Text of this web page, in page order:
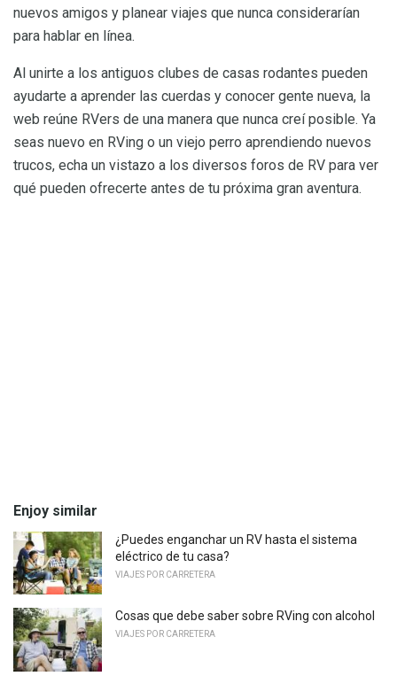
nuevos amigos y planear viajes que nunca considerarían
para hablar en línea.
Al unirte a los antiguos clubes de casas rodantes pueden
ayudarte a aprender las cuerdas y conocer gente nueva, la
web reúne RVers de una manera que nunca creí posible. Ya
seas nuevo en RVing o un viejo perro aprendiendo nuevos
trucos, echa un vistazo a los diversos foros de RV para ver
qué pueden ofrecerte antes de tu próxima gran aventura.
Enjoy similar
¿Puedes enganchar un RV hasta el sistema
eléctrico de tu casa?
VIAJES POR CARRETERA
Cosas que debe saber sobre RVing con alcohol
VIAJES POR CARRETERA